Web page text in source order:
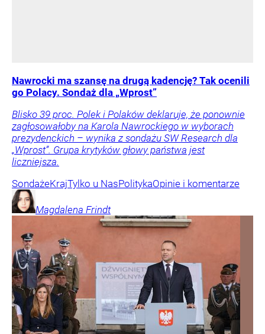
Nawrocki ma szansę na drugą kadencję? Tak ocenili
go Polacy. Sondaż dla „Wprost”
Blisko 39 proc. Polek i Polaków deklaruje, że ponownie
zagłosowałoby na Karola Nawrockiego w wyborach
prezydenckich – wynika z sondażu SW Research dla
„Wprost”. Grupa krytyków głowy państwa jest
liczniejsza.
SondażeKrajTylko u NasPolitykaOpinie i komentarze
Magdalena Frindt